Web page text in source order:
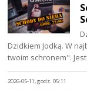
Dzidkiem Jodką. W
twoim schronem".
2026-05-11, godz. 05:11